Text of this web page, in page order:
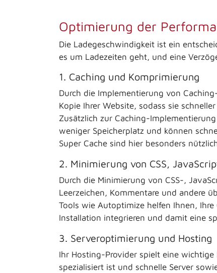
Optimierung der
Die Ladegeschwindigkeit ist ein
es um Ladezeiten geht, und eine
1. Caching und Komprimierung
Durch die Implementierung von
Kopie Ihrer Website, sodass sie
Zusätzlich zur Caching-
weniger Speicherplatz und können
Super Cache sind hier besonders
2. Minimierung von CSS,
Durch die Minimierung von CSS-,
Leerzeichen, Kommentare und andere
Tools wie Autoptimize helfen Ihnen,
Installation integrieren und damit eine
3. Serveroptimierung und Hosting
Ihr Hosting-Provider spielt eine wichtige
spezialisiert ist und schnelle Server